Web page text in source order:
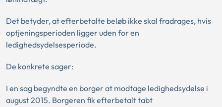
Det betyder, at efterbetalte beløb ikke skal fradrages, hvis
optjeningsperioden ligger uden for en
ledighedsydelsesperiode.
De konkrete sager:
I en sag begyndte en borger at modtage ledighedsydelse i
august 2015. Borgeren fik efterbetalt tabt